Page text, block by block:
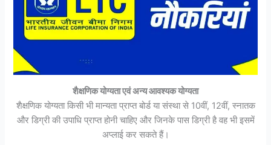
शैक्षणिक योग्यता एवं अन्य आवश्यक योग्यता
शैक्षणिक योग्यता किसी भी मान्यता प्राप्त बोर्ड या संस्था से 10वीं, 12वीं, स्नातक
और डिग्री की उपाधि प्राप्त होनी चाहिए और जिनके पास डिग्री है वह भी इसमें
अप्लाई कर सकते हैं।